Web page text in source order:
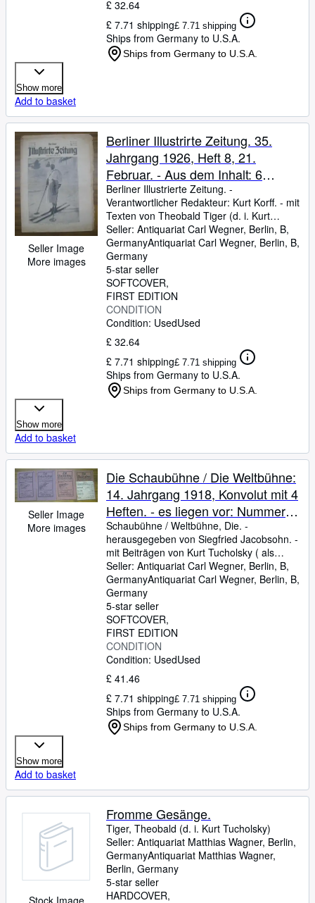
£ 32.64
£ 7.71 shipping£ 7.71 shipping
Ships from Germany to U.S.A.
Ships from Germany to U.S.A.
Show more
Add to basket
Seller Image
More images
Berliner Illustrirte Zeitung. 35.
Jahrgang 1926, Heft 8, 21.
Februar. - Aus dem Inhalt: 6
Posen Mussolinis / Afrikanische
Baukunst / Theobald Tiger: Eine
Alte (Gedicht) / Hermann Lint:
Londons glücklichste Frau.
Novelle / Ist die heutige
Frauenkleidung zu kühn? Wie war
es früher ?
Berliner Illustrierte Zeitung. -
Verantwortlicher Redakteur: Kurt Korff. - mit
Texten von Theobald Tiger (d. i. Kurt
Tucholsky )/Hermann Lint u. a. -illustriert
von u. a. Williband Krain, Theo Matejko. -
Seller: Antiquariat Carl Wegner, Berlin, B,
GermanyAntiquariat Carl Wegner, Berlin, B,
Germany
5-star seller
SOFTCOVER
FIRST EDITION
CONDITION
Condition: UsedUsed
£ 32.64
£ 7.71 shipping£ 7.71 shipping
Ships from Germany to U.S.A.
Ships from Germany to U.S.A.
Show more
Add to basket
Seller Image
More images
Die Schaubühne / Die Weltbühne:
14. Jahrgang 1918, Konvolut mit 4
Heften. - es liegen vor: Nummer 3
(17. Januar), 5 (31. Januar), 28
(11. Juli) und 34 (22. August). -
Aus dem Inhalt: Germanicus - Die
politische Kinderstube / Alfred
Polgar - Wiener Theater // Julius
Bab: Emmy Leisner // Peter
Panter: Der Tscheinik / Theobald
Tiger: An Peter Panter // Alfons
Goldschmidt: Strafen. -
Wochenschrift für Politik, Kunst,
Wirtschaft.
Schaubühne / Weltbühne, Die. -
herausgegeben von Siegfried Jacobsohn. -
mit Beiträgen von Kurt Tucholsky ( als
Peter Panter und Theobald Tiger )/
Germanicus/Alfred Polgar/Julius Bab/
Alfons Goldschmidt u. a. -
Seller: Antiquariat Carl Wegner, Berlin, B,
GermanyAntiquariat Carl Wegner, Berlin, B,
Germany
5-star seller
SOFTCOVER
FIRST EDITION
CONDITION
Condition: UsedUsed
£ 41.46
£ 7.71 shipping£ 7.71 shipping
Ships from Germany to U.S.A.
Ships from Germany to U.S.A.
Show more
Add to basket
Stock Image
Fromme Gesänge.
Tiger, Theobald (d. i. Kurt Tucholsky)
Seller: Antiquariat Matthias Wagner, Berlin,
GermanyAntiquariat Matthias Wagner,
Berlin, Germany
5-star seller
HARDCOVER